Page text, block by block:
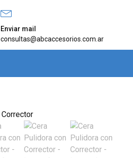
Enviar mail
consultas@abcaccesorios.com.ar